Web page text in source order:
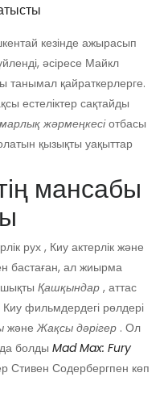
кезінде ажырасып
әсіресе Майкл
танымал қайраткерлерге.
естеліктер сақтайды
жәрмеңкесіотбасы
қызықты уақыттар
мансабы
рух , Киу актерлік және
бастаған, ал жиырма
Қашқындар , аттас
фильмдердегі рөлдері
жәнеЖақсы дәрігер . Ол
болды Mad Max: Fury
Стивен Содербергпен көп